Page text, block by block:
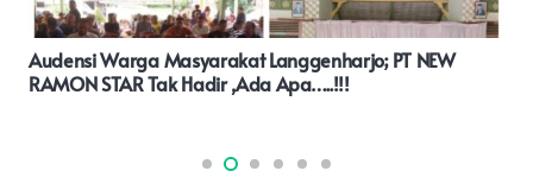
Wujudkan Pilkada Berkualitas: Himbauan Polda Malut
Untuk Keharmonisan Dan Kedewasaan Politik